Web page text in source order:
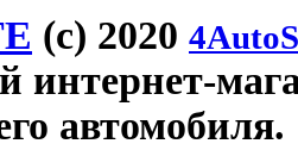
(c) 2020
интернет-
автомобиля.